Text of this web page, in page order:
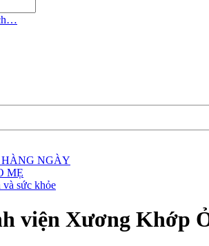
NGÀY
MẸ
và sức khỏe
viện Xương Khớp